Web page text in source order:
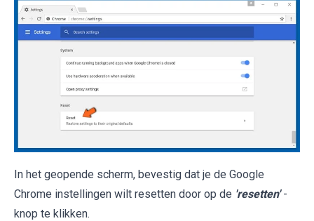
In het geopende scherm, bevestig dat je de Google
Chrome instellingen wilt resetten door op de 'resetten' -
knop te klikken.